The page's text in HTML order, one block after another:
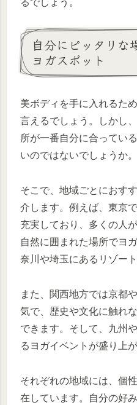
るでしょう。
自分にピッタリな
ヨガスポット
美ボディを手に入れるた
言えるでしょう。しかし
所が一番自分に合ってい
いのではないでしょうか。
そこで、地域ごとにおす
介します。例えば、東京
充実しており、多くの人
自然に囲まれた場所でヨ
奈川や埼玉にあるリゾー
また、関西地方では京都
気で、歴史や文化に触れ
できます。そして、九州
るヨガイベントが盛り上
それぞれの地域には、個
在しています。自分の好